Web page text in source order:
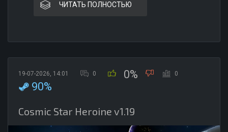
ЧИТАТЬ ПОЛНОСТЬЮ
19-07-2026, 14:01 0 0% 0
90%
Cosmic Star Heroine v1.19